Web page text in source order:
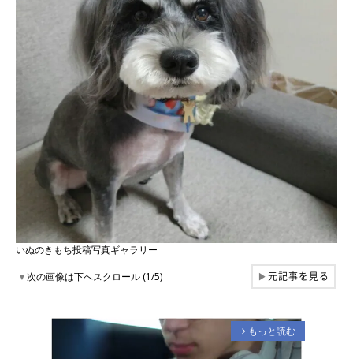
いぬのきもち投稿写真ギャラリー
▼次の画像は下へスクロール (1/5) ▶元記事を見る
arrow_forward_ios もっと読む